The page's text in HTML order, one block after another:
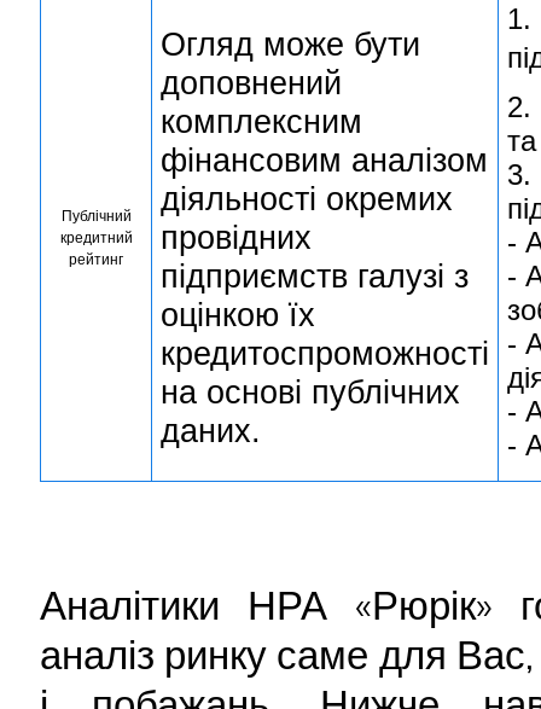
Публічний
кредитний
рейтинг
Огляд може бути
доповнений
комплексним
фінансовим аналізом
діяльності окремих
провідних
підприємств галузі з
оцінкою їх
кредитоспроможності
на основі публічних
даних.
1.
2.
3.
-
-
-
-
-
Аналітики НРА «Рюрік»
аналіз ринку саме для